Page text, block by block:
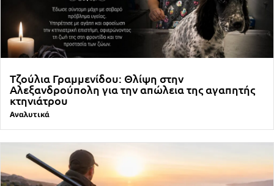
Τζούλια Γραμμενίδου: Θλίψη στην
Αλεξανδρούπολη για την απώλεια της αγαπητής
κτηνιάτρου
Αναλυτικά